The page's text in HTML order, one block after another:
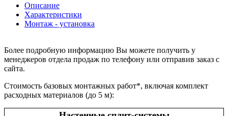
Описание
Характеристики
Монтаж - установка
Более подробную информацию Вы можете получить у
менеджеров отдела продаж по телефону или отправив заказ с
сайта.
Стоимость базовых монтажных работ*, включая комплект
расходных материалов (до 5 м):